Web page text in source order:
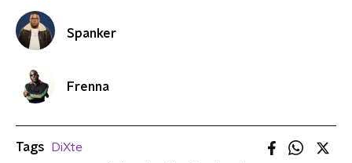
Spanker
Frenna
Tags
DiXte